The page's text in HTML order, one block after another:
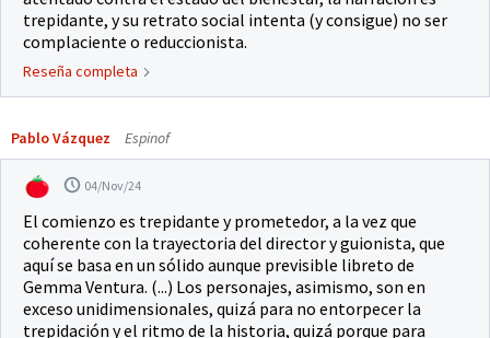
trepidante, y su retrato social intenta (y consigue) no ser
complaciente o reduccionista.
Reseña completa
Pablo Vázquez Espinof
04/Nov/24
El comienzo es trepidante y prometedor, a la vez que
coherente con la trayectoria del director y guionista, que
aquí se basa en un sólido aunque previsible libreto de
Gemma Ventura. (...) Los personajes, asimismo, son en
exceso unidimensionales, quizá para no entorpecer la
trepidación y el ritmo de la historia, quizá porque para